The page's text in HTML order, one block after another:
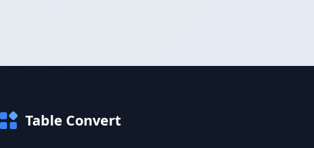
Table Convert